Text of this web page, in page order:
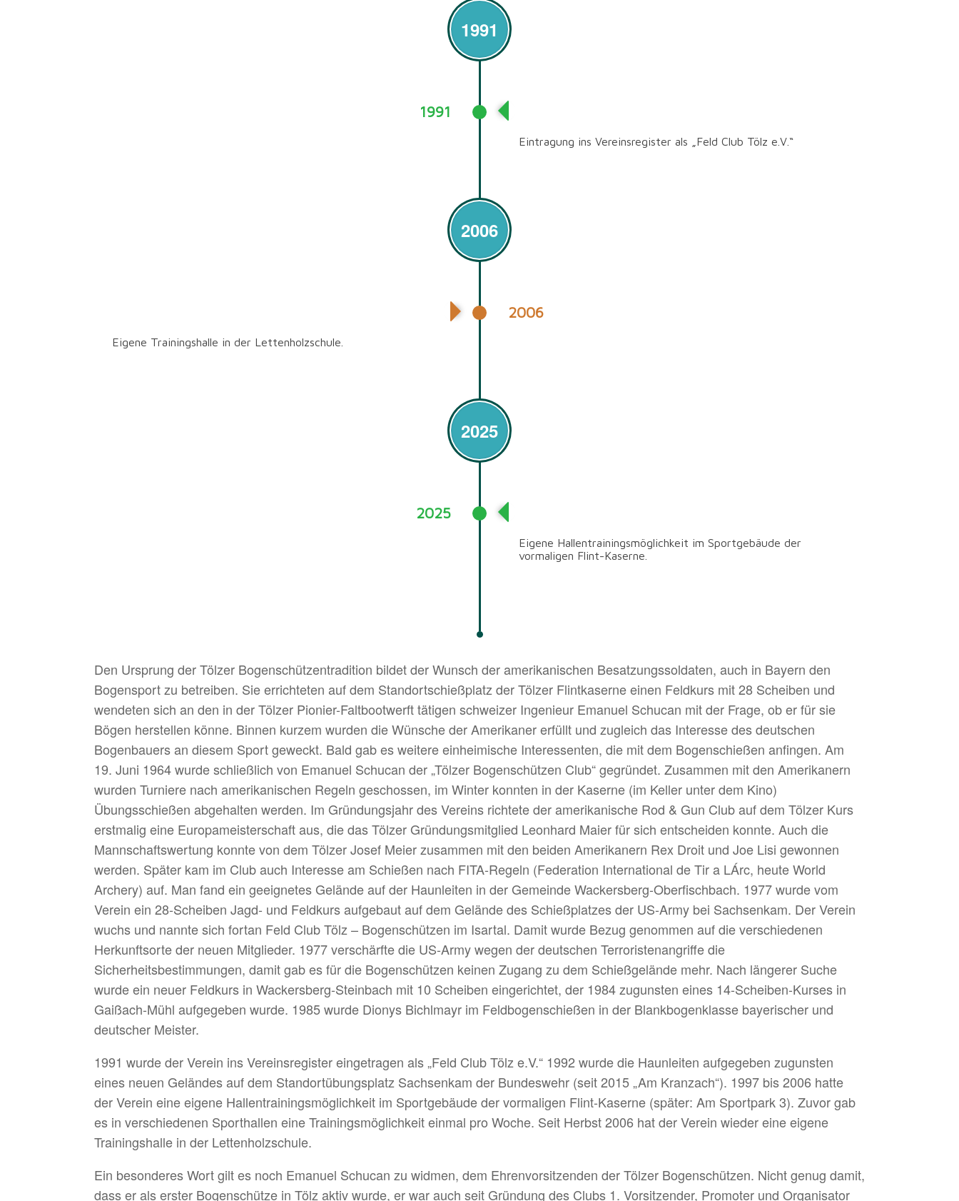
1991
1991
Eintragung ins Vereinsregister als „Feld Club Tölz e.V.“
2006
2006
Eigene Trainingshalle in der Lettenholzschule.
2025
2025
Eigene Hallentrainingsmöglichkeit im Sportgebäude der
vormaligen Flint-Kaserne.
Den Ursprung der Tölzer Bogenschützentradition bildet der Wunsch der amerikanischen Besatzungssoldaten, auch in Bayern den
Bogensport zu betreiben. Sie errichteten auf dem Standortschießplatz der Tölzer Flintkaserne einen Feldkurs mit 28 Scheiben und
wendeten sich an den in der Tölzer Pionier-Faltbootwerft tätigen schweizer Ingenieur Emanuel Schucan mit der Frage, ob er für sie
Bögen herstellen könne. Binnen kurzem wurden die Wünsche der Amerikaner erfüllt und zugleich das Interesse des deutschen
Bogenbauers an diesem Sport geweckt. Bald gab es weitere einheimische Interessenten, die mit dem Bogenschießen anfingen. Am
19. Juni 1964 wurde schließlich von Emanuel Schucan der „Tölzer Bogenschützen Club“ gegründet. Zusammen mit den Amerikanern
wurden Turniere nach amerikanischen Regeln geschossen, im Winter konnten in der Kaserne (im Keller unter dem Kino)
Übungsschießen abgehalten werden. Im Gründungsjahr des Vereins richtete der amerikanische Rod & Gun Club auf dem Tölzer Kurs
erstmalig eine Europameisterschaft aus, die das Tölzer Gründungsmitglied Leonhard Maier für sich entscheiden konnte. Auch die
Mannschaftswertung konnte von dem Tölzer Josef Meier zusammen mit den beiden Amerikanern Rex Droit und Joe Lisi gewonnen
werden. Später kam im Club auch Interesse am Schießen nach FITA-Regeln (Federation International de Tir a LÁrc, heute World
Archery) auf. Man fand ein geeignetes Gelände auf der Haunleiten in der Gemeinde Wackersberg-Oberfischbach. 1977 wurde vom
Verein ein 28-Scheiben Jagd- und Feldkurs aufgebaut auf dem Gelände des Schießplatzes der US-Army bei Sachsenkam. Der Verein
wuchs und nannte sich fortan Feld Club Tölz – Bogenschützen im Isartal. Damit wurde Bezug genommen auf die verschiedenen
Herkunftsorte der neuen Mitglieder. 1977 verschärfte die US-Army wegen der deutschen Terroristenangriffe die
Sicherheitsbestimmungen, damit gab es für die Bogenschützen keinen Zugang zu dem Schießgelände mehr. Nach längerer Suche
wurde ein neuer Feldkurs in Wackersberg-Steinbach mit 10 Scheiben eingerichtet, der 1984 zugunsten eines 14-Scheiben-Kurses in
Gaißach-Mühl aufgegeben wurde. 1985 wurde Dionys Bichlmayr im Feldbogenschießen in der Blankbogenklasse bayerischer und
deutscher Meister.
1991 wurde der Verein ins Vereinsregister eingetragen als „Feld Club Tölz e.V.“ 1992 wurde die Haunleiten aufgegeben zugunsten
eines neuen Geländes auf dem Standortübungsplatz Sachsenkam der Bundeswehr (seit 2015 „Am Kranzach“). 1997 bis 2006 hatte
der Verein eine eigene Hallentrainingsmöglichkeit im Sportgebäude der vormaligen Flint-Kaserne (später: Am Sportpark 3). Zuvor gab
es in verschiedenen Sporthallen eine Trainingsmöglichkeit einmal pro Woche. Seit Herbst 2006 hat der Verein wieder eine eigene
Trainingshalle in der Lettenholzschule.
Ein besonderes Wort gilt es noch Emanuel Schucan zu widmen, dem Ehrenvorsitzenden der Tölzer Bogenschützen. Nicht genug damit,
dass er als erster Bogenschütze in Tölz aktiv wurde, er war auch seit Gründung des Clubs 1. Vorsitzender, Promoter und Organisator